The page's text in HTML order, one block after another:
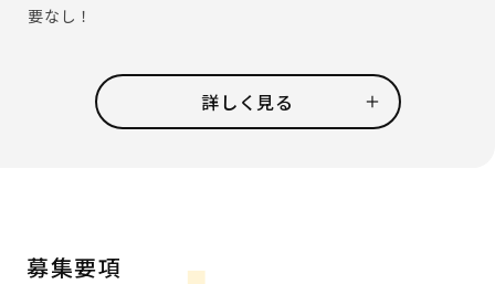
要なし！
コミュニケーションを取ることが好きな方！
積極的にコミュニケーションが取れる方！
※従事すべき業務の変更：あり（変更範囲：会社の定める業
詳しく見る
募集要項